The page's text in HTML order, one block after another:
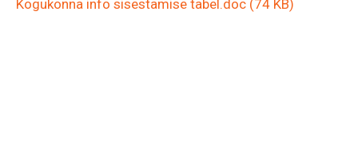
Kogukonna info sisestamise tabel.doc (74 KB)